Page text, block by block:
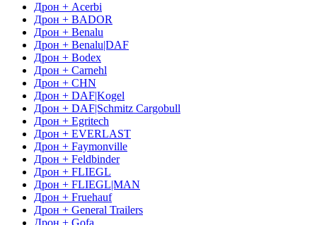
Дрон + Acerbi
Дрон + BADOR
Дрон + Benalu
Дрон + Benalu|DAF
Дрон + Bodex
Дрон + Carnehl
Дрон + CHN
Дрон + DAF|Kogel
Дрон + DAF|Schmitz Cargobull
Дрон + Egritech
Дрон + EVERLAST
Дрон + Faymonville
Дрон + Feldbinder
Дрон + FLIEGL
Дрон + FLIEGL|MAN
Дрон + Fruehauf
Дрон + General Trailers
Дрон + Gofa